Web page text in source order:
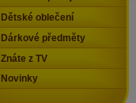
Dětské oblečení
Dárkové předměty
Znáte z TV
Novinky